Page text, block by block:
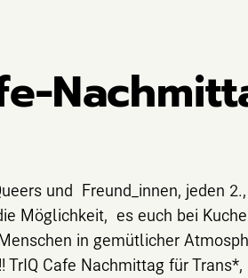
und Freund_innen, jeden
Möglichkeit, es euch bei
in gemütlicher
TrIQ Cafe Nachmittag für